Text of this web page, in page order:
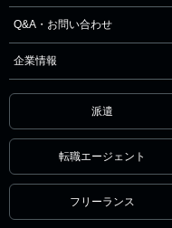
Q&A・お問い合わせ
企業情報
派遣
転職エージェント
フリーランス